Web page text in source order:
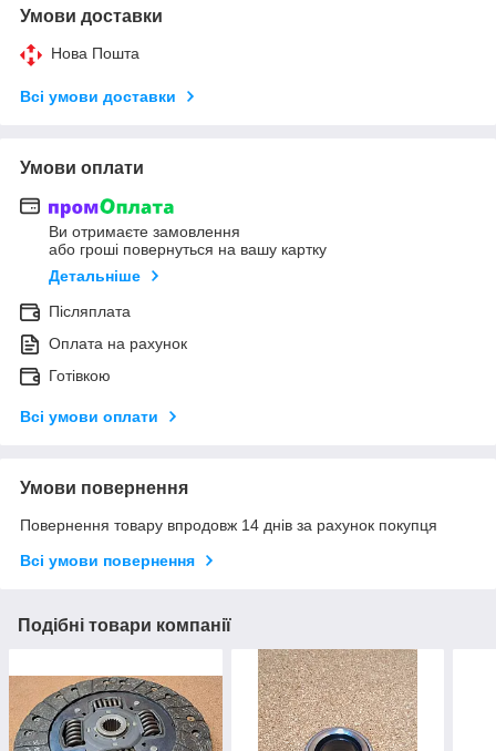
Умови доставки
Нова Пошта
Всі умови доставки
Умови оплати
Ви отримаєте замовлення
або гроші повернуться на вашу картку
Детальніше
Післяплата
Оплата на рахунок
Готівкою
Всі умови оплати
Умови повернення
Повернення товару впродовж 14 днів за рахунок покупця
Всі умови повернення
Подібні товари компанії